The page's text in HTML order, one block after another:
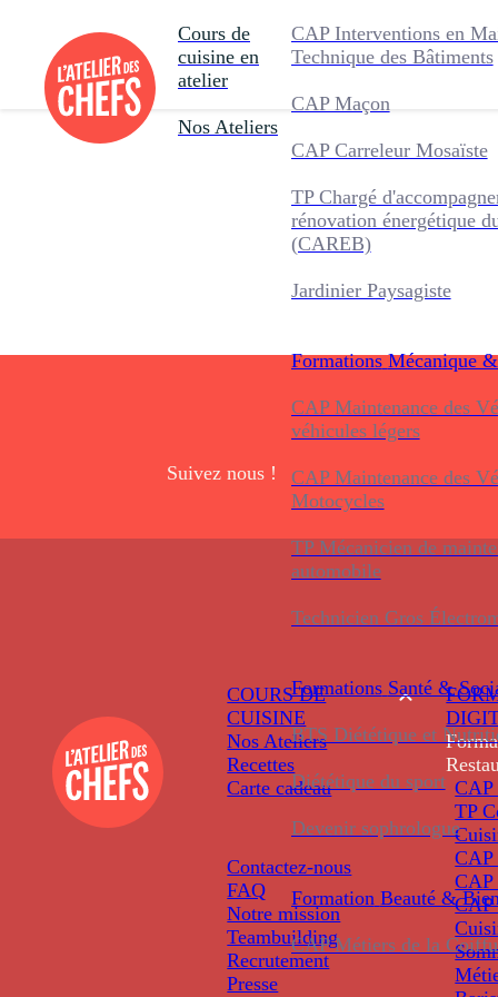
Cours de
cuisine en
atelier
Nos Ateliers
CAP Interventions en
Technique des Bâtiments
CAP Maçon
CAP Carreleur Mosaïste
TP Chargé
rénovation énergétique
(CAREB)
Jardinier Paysagiste
Formations Mécanique
CAP Maintenance des
véhicules légers
CAP Maintenance des
Motocycles
TP Mécanicien de
automobile
Technicien Gros
Formations Santé &
BTS Diététique et
Diététique du sport
Devenir sophrologue
Formation Beauté &
CAP Métiers de la
Suivez nous !
COURS DE
CUISINE
Nos Ateliers
Recettes
Carte cadeau
Contactez-nous
FAQ
Notre mission
Teambuilding
Recrutement
Presse
CAP
TP
CAP
CAP
CAP